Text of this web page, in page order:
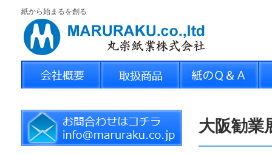
紙から始まるを創る
大阪勧業